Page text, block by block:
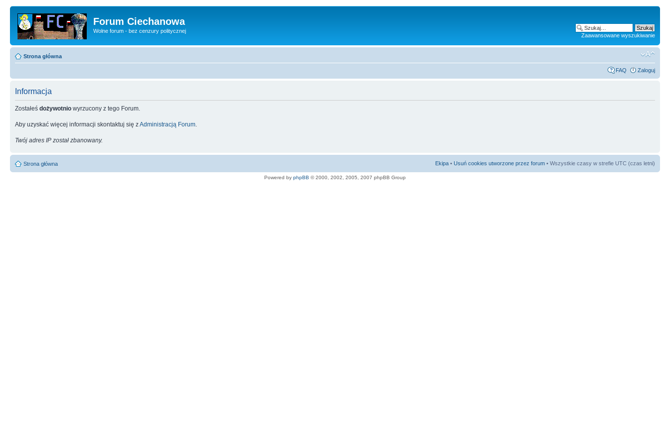
Forum Ciechanowa
Wolne forum - bez cenzury politycznej
Zaawansowane wyszukiwanie
Strona główna
FAQ Zaloguj
Informacja
Zostałeś dożywotnio wyrzucony z tego Forum.
Aby uzyskać więcej informacji skontaktuj się zAdministracją Forum
Twój adres IP został zbanowany.
Strona główna Ekipa • Usuń cookies utworzone przez forum • Wszystkie czasy w strefie UTC (czas letni)
Powered by phpBB © 2000, 2002, 2005, 2007 phpBB Group